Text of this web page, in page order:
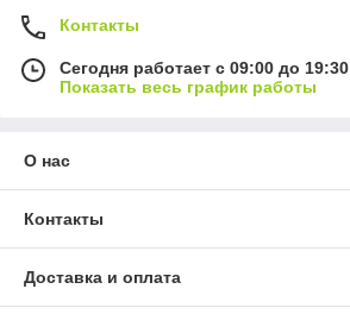
Контакты
Сегодня работает с 09:00 до 19:30
Показать весь график работы
О нас
Контакты
Доставка и оплата